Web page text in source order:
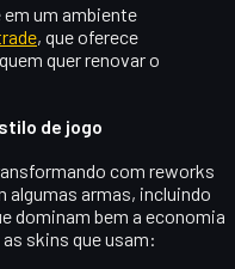
em um ambiente
, que oferece
quer renovar o
de jogo
com reworks
algumas armas, incluindo
dominam bem a economia
skins que usam: